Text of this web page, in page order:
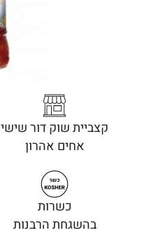
קצביית שוק דור שישי
אחים אהרון
כשרות
בהשגחת הרבנות